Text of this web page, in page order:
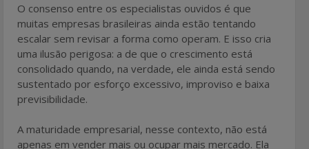
O consenso entre os especialistas ouvidos é que
muitas empresas brasileiras ainda estão tentando
escalar sem revisar a forma como operam. E isso cria
uma ilusão perigosa: a de que o crescimento está
consolidado quando, na verdade, ele ainda está sendo
sustentado por esforço excessivo, improviso e baixa
previsibilidade.
A maturidade empresarial, nesse contexto, não está
apenas em vender mais ou ocupar mais mercado. Ela